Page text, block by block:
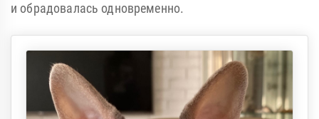
и обрадовалась одновременно.